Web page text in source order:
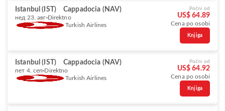
Istanbul (IST) Cappadocia (NAV)
нед 23. авг Direktno
Turkish Airlines
Počni od
US$ 64.89
Cena po osobi
Knjiga
Istanbul (IST) Cappadocia (NAV)
пет 4. сеп Direktno
Turkish Airlines
Počni od
US$ 64.92
Cena po osobi
Knjiga